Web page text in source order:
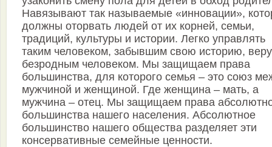
Навязывают так называемые «инновации»,
должны оторвать людей от их корней, семьи,
традиций, культуры и истории. Легко управлять
таким человеком, забывшим свою историю,
безродным человеком. Мы защищаем права
большинства, для которого семья – это союз
мужчиной и женщиной. Где женщина – мать, а
мужчина – отец. Мы защищаем права
большинства нашего населения. Абсолютное
большинство нашего общества разделяет эти
консервативные семейные ценности.